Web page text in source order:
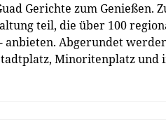
Gerichte zum Genießen.
teil, die über 100
Abgerundet
Minoritenplatz und